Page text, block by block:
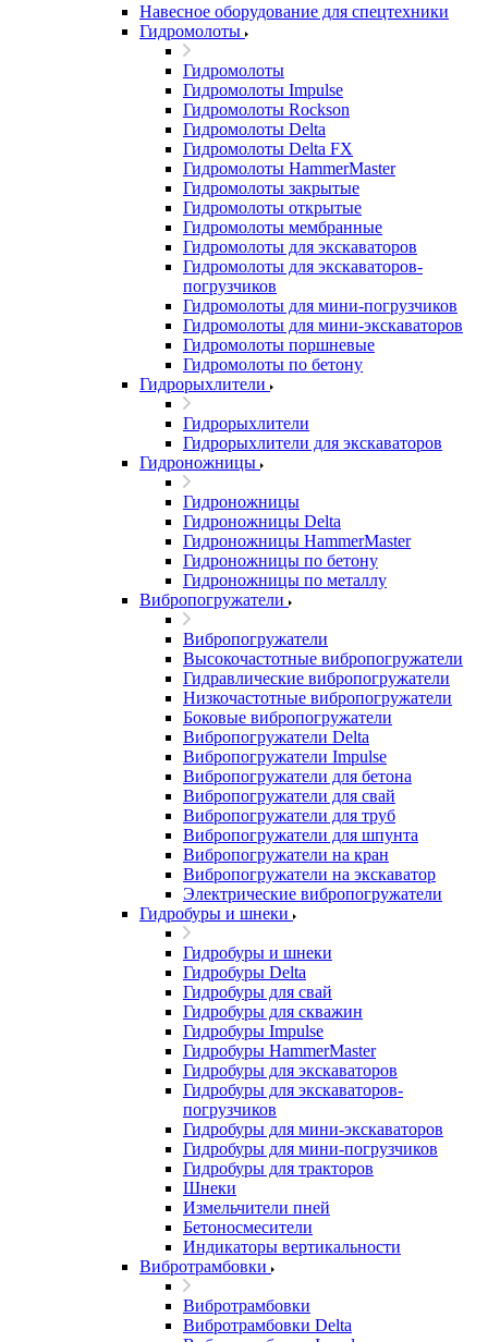
Навесное оборудование для спецтехники
Гидромолоты
Гидромолоты
Гидромолоты Impulse
Гидромолоты Rockson
Гидромолоты Delta
Гидромолоты Delta FX
Гидромолоты HammerMaster
Гидромолоты закрытые
Гидромолоты открытые
Гидромолоты мембранные
Гидромолоты для экскаваторов
Гидромолоты для экскаваторов-
погрузчиков
Гидромолоты для мини-погрузчиков
Гидромолоты для мини-экскаваторов
Гидромолоты поршневые
Гидромолоты по бетону
Гидрорыхлители
Гидрорыхлители
Гидрорыхлители для экскаваторов
Гидроножницы
Гидроножницы
Гидроножницы Delta
Гидроножницы HammerMaster
Гидроножницы по бетону
Гидроножницы по металлу
Вибропогружатели
Вибропогружатели
Высокочастотные вибропогружатели
Гидравлические вибропогружатели
Низкочастотные вибропогружатели
Боковые вибропогружатели
Вибропогружатели Delta
Вибропогружатели Impulse
Вибропогружатели для бетона
Вибропогружатели для свай
Вибропогружатели для труб
Вибропогружатели для шпунта
Вибропогружатели на кран
Вибропогружатели на экскаватор
Электрические вибропогружатели
Гидробуры и шнеки
Гидробуры и шнеки
Гидробуры Delta
Гидробуры для свай
Гидробуры для скважин
Гидробуры Impulse
Гидробуры HammerMaster
Гидробуры для экскаваторов
Гидробуры для экскаваторов-
погрузчиков
Гидробуры для мини-экскаваторов
Гидробуры для мини-погрузчиков
Гидробуры для тракторов
Шнеки
Измельчители пней
Бетоносмесители
Индикаторы вертикальности
Вибротрамбовки
Вибротрамбовки
Вибротрамбовки Delta